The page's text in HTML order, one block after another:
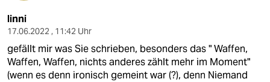
linni
17.06.2022 , 11:42 Uhr
gefällt mir was Sie schrieben, besonders das " Waffen,
Waffen, Waffen, nichts anderes zählt mehr im Moment"
(wenn es denn ironisch gemeint war (?), denn Niemand